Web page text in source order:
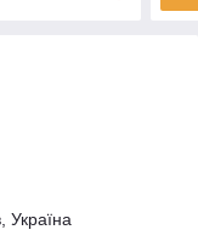
Україна